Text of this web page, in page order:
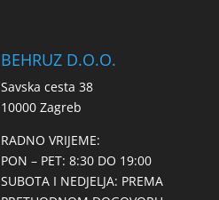
BEHRUZ D.O.O.
Savska cesta 38
10000 Zagreb
RADNO VRIJEME:
PON – PET: 8:30 DO 19:00
SUBOTA I NEDJELJA: PREMA